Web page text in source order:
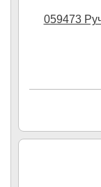
059473